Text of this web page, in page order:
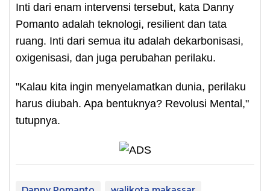
Inti dari enam intervensi tersebut, kata Danny
Pomanto adalah teknologi, resilient dan tata
ruang. Inti dari semua itu adalah dekarbonisasi,
oxigenisasi, dan juga perubahan perilaku.
"Kalau kita ingin menyelamatkan dunia, perilaku
harus diubah. Apa bentuknya? Revolusi Mental,"
tutupnya.